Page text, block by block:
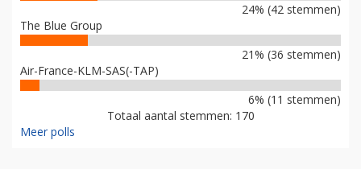
24% (42 stemmen)
The Blue Group
21% (36 stemmen)
Air-France-KLM-SAS(-TAP)
6% (11 stemmen)
Totaal aantal stemmen: 170
Meer polls